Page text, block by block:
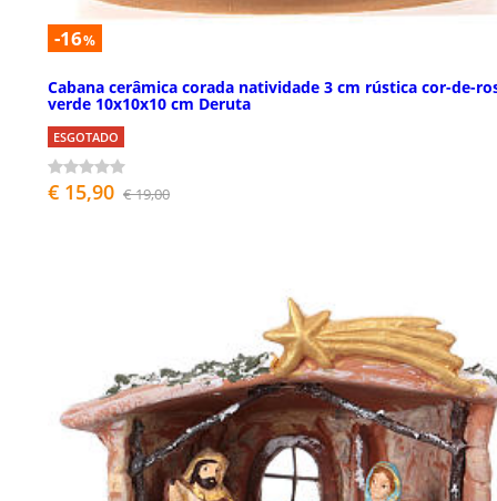
-16%
Cabana cerâmica corada natividade 3 cm rústica cor-de-
verde 10x10x10 cm Deruta
ESGOTADO
€ 15,90 € 19,00